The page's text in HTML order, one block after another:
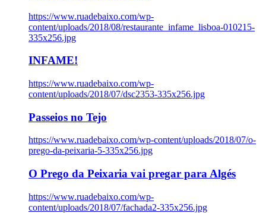
https://www.ruadebaixo.com/wp-
content/uploads/2018/08/restaurante_infame_lisboa-010215-
335x256.jpg
INFAME!
https://www.ruadebaixo.com/wp-
content/uploads/2018/07/dsc2353-335x256.jpg
Passeios no Tejo
https://www.ruadebaixo.com/wp-content/uploads/2018/07/o-
prego-da-peixaria-5-335x256.jpg
O Prego da Peixaria vai pregar para Algés
https://www.ruadebaixo.com/wp-
content/uploads/2018/07/fachada2-335x256.jpg